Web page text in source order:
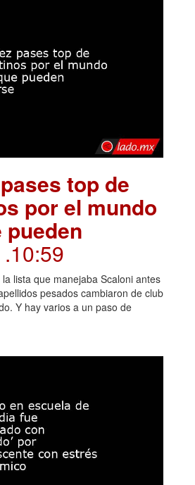
top de
por el mundo
.10:59
lista que manejaba Scaloni antes
pesados cambiaron de club
Y hay varios a un paso de